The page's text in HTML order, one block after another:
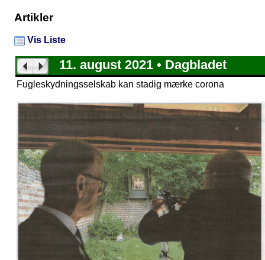
Artikler
Vis Liste
11. august 2021 • Dagbladet
Fugleskydningsselskab kan stadig mærke corona